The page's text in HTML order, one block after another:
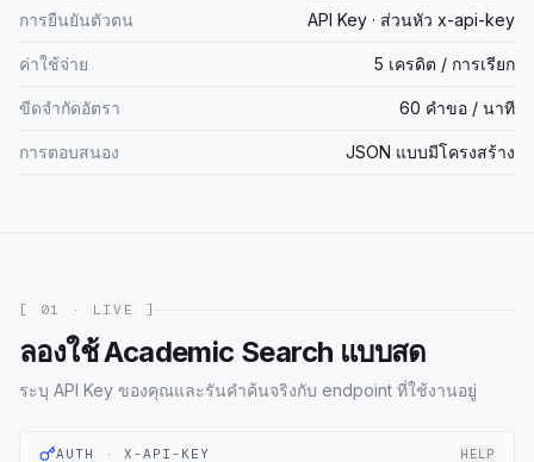
การยืนยันตัวตน API Key · ส่วนหัว x-api-key
ค่าใช้จ่าย 5 เครดิต / การเรียก
ขีดจำกัดอัตรา 60 คำขอ / นาที
การตอบสนอง JSON แบบมีโครงสร้าง
[ 01 · LIVE ]
ลองใช้ Academic Search แบบสด
ระบุ API Key ของคุณและรันคำค้นจริงกับ endpoint ที่ใช้งานอยู่
AUTH · X-API-KEY HELP